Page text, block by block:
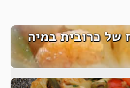
כרובית במיה